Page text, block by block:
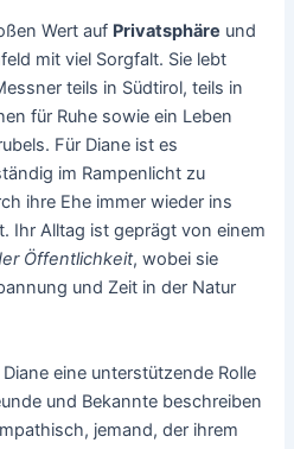
Wert auf Privatsphäre und
mit viel Sorgfalt. Sie lebt
teils in Südtirol, teils in
für Ruhe sowie ein Leben
Für Diane ist es
im Rampenlicht zu
ihre Ehe immer wieder ins
Ihr Alltag ist geprägt von einem
Öffentlichkeit, wobei sie
und Zeit in der Natur
eine unterstützende Rolle
und Bekannte beschreiben
jemand, der ihrem